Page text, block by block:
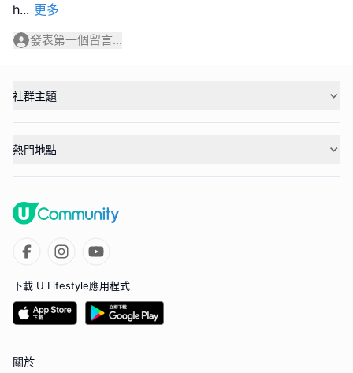
h... 更多
發表第一個留言...
社群主題
熱門地點
下載 U Lifestyle應用程式
關於